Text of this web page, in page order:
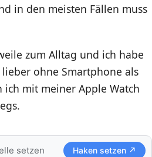
in den meisten Fällen muss
zum Alltag und ich habe
ohne Smartphone als
ich mit meiner Apple Watch
setzen Haken setzen ↗